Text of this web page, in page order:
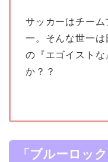
サッカーはチー
一。そんな世一
の『エゴイスト
か？？
「ブルーロッ